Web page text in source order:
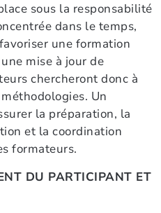
sous la responsabilité
dans le temps,
une formation
mise à jour de
chercheront donc à
Un
la préparation, la
et la coordination
formateurs.
DU PARTICIPANT ET